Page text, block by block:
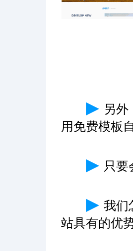
▶ 另外
用免费模板
▶ 只要
▶ 我们
站具有的优